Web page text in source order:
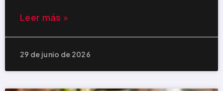
Leer más »
29 de junio de 2026